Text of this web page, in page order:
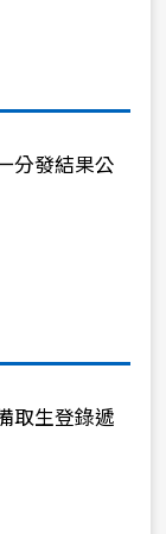
分發結果公
取生登錄遞